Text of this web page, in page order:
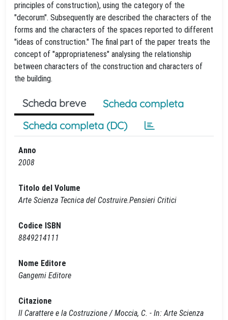
principles of construction), using the category of the
"decorum". Subsequently are described the characters of the
forms and the characters of the spaces reported to different
"ideas of construction." The final part of the paper treats the
concept of "appropriateness" analysing the relationship
between characters of the construction and characters of
the building.
Scheda breve
Scheda completa
Scheda completa (DC)
Anno
2008
Titolo del Volume
Arte Scienza Tecnica del Costruire.Pensieri Critici
Codice ISBN
8849214111
Nome Editore
Gangemi Editore
Citazione
Il Carattere e la Costruzione / Moccia, C. - In: Arte Scienza